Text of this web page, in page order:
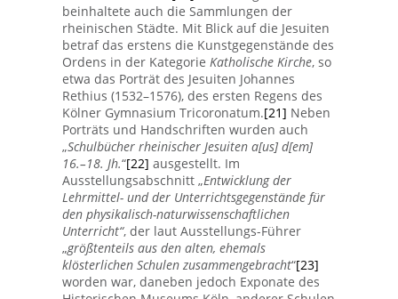
beinhaltete auch die Sammlungen der
rheinischen Städte. Mit Blick auf die Jesuiten
betraf das erstens die Kunstgegenstände des
Ordens in der Kategorie Katholische Kirche, so
etwa das Porträt des Jesuiten Johannes
Rethius (1532–1576), des ersten Regens des
Kölner Gymnasium Tricoronatum.[21] Neben
Porträts und Handschriften wurden auch
„Schulbücher rheinischer Jesuiten a[us] d[em]
16.–18. Jh.“[22] ausgestellt. Im
Ausstellungsabschnitt „Entwicklung der
Lehrmittel- und der Unterrichtsgegenstände für
den physikalisch-naturwissenschaftlichen
Unterricht“, der laut Ausstellungs-Führer
„größtenteils aus den alten, ehemals
klösterlichen Schulen zusammengebracht“[23]
worden war, daneben jedoch Exponate des